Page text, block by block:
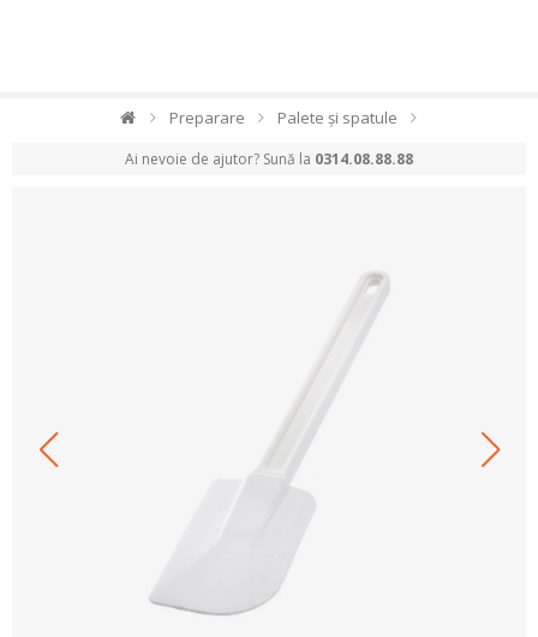
Preparare Palete și spatule
Ai nevoie de ajutor? Sună la 0314.08.88.88